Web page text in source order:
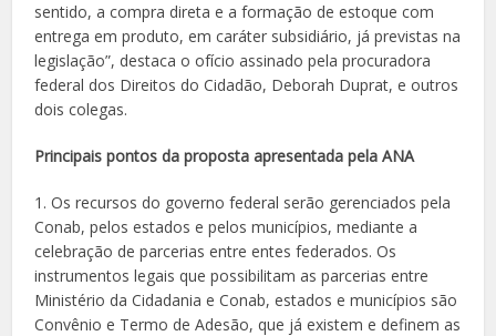
sentido, a compra direta e a formação de estoque com
entrega em produto, em caráter subsidiário, já previstas na
legislação”, destaca o ofício assinado pela procuradora
federal dos Direitos do Cidadão, Deborah Duprat, e outros
dois colegas.
Principais pontos da proposta apresentada pela ANA
1. Os recursos do governo federal serão gerenciados pela
Conab, pelos estados e pelos municípios, mediante a
celebração de parcerias entre entes federados. Os
instrumentos legais que possibilitam as parcerias entre
Ministério da Cidadania e Conab, estados e municípios são
Convênio e Termo de Adesão, que já existem e definem as